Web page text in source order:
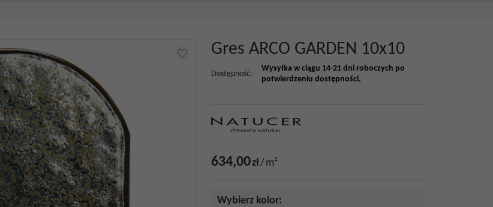
Gres ARCO GARDEN 10x10
Dostępność:
Wysyłka w ciągu 14-21 dni roboczych po
potwierdzeniu dostępności.
634,00zł/m²
Wybierz kolor: